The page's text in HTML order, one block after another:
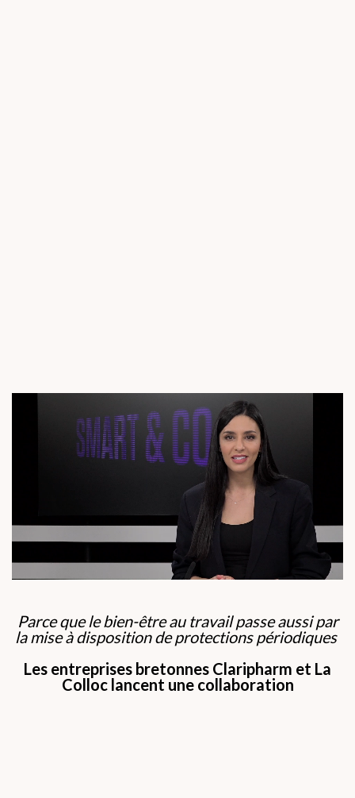
Parce que le bien-être au travail passe aussi par
la mise à disposition de protections périodiques
Les entreprises bretonnes Claripharm et La
Colloc lancent une collaboration